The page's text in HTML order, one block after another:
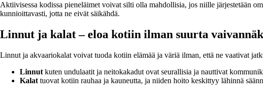
Aktiivisessa kodissa pieneläimet voivat silti olla mahdollisia, jos niille järjestetään
kunnioittavasti, jotta ne eivät säikähdä.
Linnut ja kalat – eloa kotiin ilman suurta
Linnut ja akvaariokalat voivat tuoda kotiin elämää ja väriä ilman, että ne vaativat
Linnut kuten undulaatit ja neitokakadut ovat seurallisia ja nauttivat
Kalat tuovat kotiin rauhaa ja kauneutta, ja niiden hoito keskittyy lähinnä